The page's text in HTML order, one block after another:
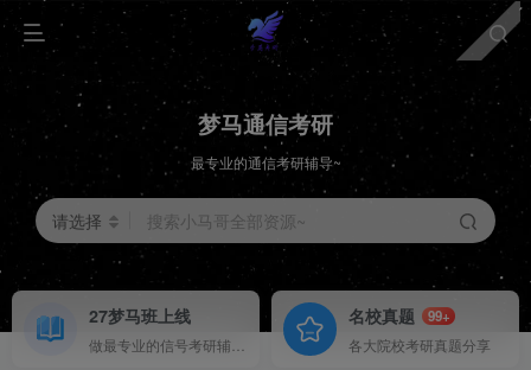
梦马通信考研
最专业的通信考研辅导~
请选择 搜索小马哥全部资源~
27梦马班上线 名校真题
99+
各大院校考研真题分享